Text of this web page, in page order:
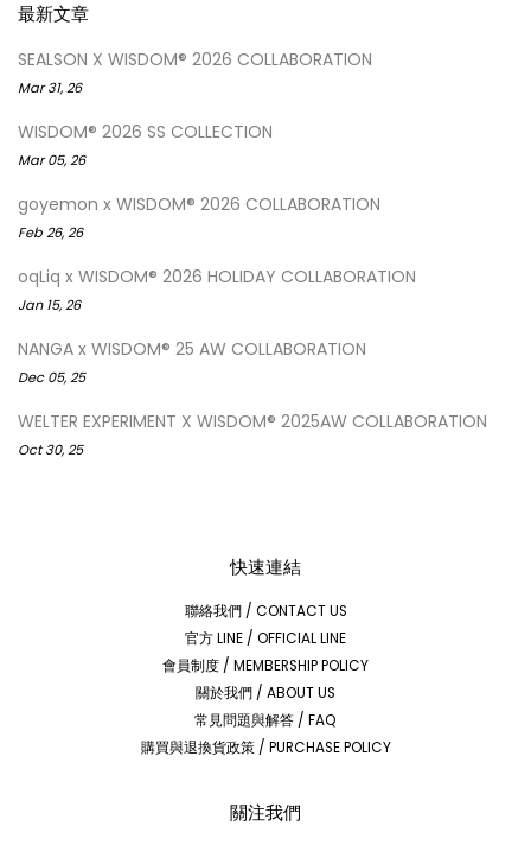
最新文章
SEALSON X WISDOM® 2026 COLLABORATION
Mar 31, 26
WISDOM® 2026 SS COLLECTION
Mar 05, 26
goyemon x WISDOM® 2026 COLLABORATION
Feb 26, 26
oqLiq x WISDOM® 2026 HOLIDAY COLLABORATION
Jan 15, 26
NANGA x WISDOM® 25 AW COLLABORATION
Dec 05, 25
WELTER EXPERIMENT X WISDOM® 2025AW COLLABORATION
Oct 30, 25
快速連結
聯絡我們 / CONTACT US
官方 LINE / OFFICIAL LINE
會員制度 / MEMBERSHIP POLICY
關於我們 / ABOUT US
常見問題與解答 / FAQ
購買與退換貨政策 / PURCHASE POLICY
關注我們